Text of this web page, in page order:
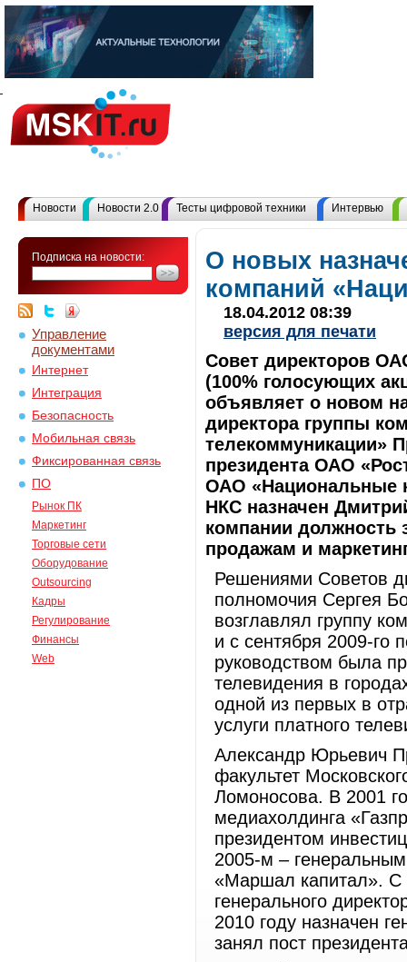
Новости Новости 2.0 Тесты цифровой техники Интервью
Подписка на новости:
Управление
документами
Интернет
Интеграция
Безопасность
Мобильная связь
Фиксированная связь
ПО
Рынок ПК
Маркетинг
Торговые сети
Оборудование
Outsourcing
Кадры
Регулирование
Финансы
Web
О новых
компаний
18.04.2012 08:39
версия для печати
Совет директоров
(100% голосующих
объявляет о новом
директора группы
телекоммуникации»
президента ОАО
ОАО «Национальные
НКС назначен
компании должность
продажам и
Решениями Советов
полномочия Сергея
возглавлял группу
и с сентября 2009-го
руководством была
телевидения в
одной из первых в
услуги платного
Александр Юрьевич
факультет
Ломоносова. В 2001
медиахолдинга
президентом
2005-м –
«Маршал капитал». С
генерального
2010 году назначен
занял пост